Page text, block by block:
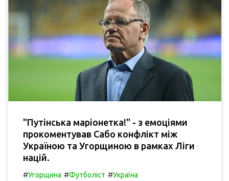
"Путінська маріонетка!" - з емоціями
прокоментував Сабо конфлікт між
Україною та Угорщиною в рамках Ліги
націй.
#Угорщина #Футболіст #Україна